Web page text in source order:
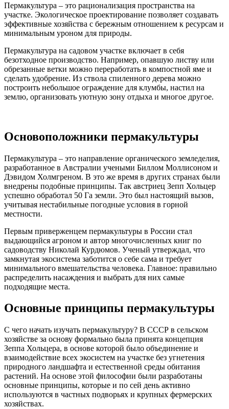
Пермакультура – это рационализация пространства на
участке. Экологическое проектирование позволяет создавать
эффективные хозяйства с бережным отношением к ресурсам и
минимальным уроном для природы.
Пермакультура на садовом участке включает в себя
безотходное производство. Например, опавшую листву или
обрезанные ветки можно переработать в компостной яме и
сделать удобрение. Из ствола спиленного дерева можно
построить небольшое ограждение для клумбы, настил на
землю, организовать уютную зону отдыха и многое другое.
Основоположники пермакультуры
Пермакультура – это направление органического земледелия,
разработанное в Австралии учеными Биллом Моллисоном и
Дэвидом Холмгреном. В это же время в других странах были
внедрены подобные принципы. Так австриец Зепп Хольцер
успешно обработал 50 Га земли. Это был настоящий вызов,
учитывая нестабильные погодные условия в горной
местности.
Первым приверженцем пермакультуры в России стал
выдающийся агроном и автор многочисленных книг по
садоводству Николай Курдюмов. Ученый утверждал, что
замкнутая экосистема заботится о себе сама и требует
минимального вмешательства человека. Главное: правильно
распределить насаждения и выбрать для них самые
подходящие места.
Основные принципы пермакультуры
С чего начать изучать пермакультуру? В СССР в сельском
хозяйстве за основу формально была принята концепция
Зеппа Хольцера, в основе которой было объединение и
взаимодействие всех экосистем на участке без угнетения
природного ландшафта и естественной среды обитания
растений. На основе этой философии были разработаны
основные принципы, которые и по сей день активно
используются в частных подворьях и крупных фермерских
хозяйствах.